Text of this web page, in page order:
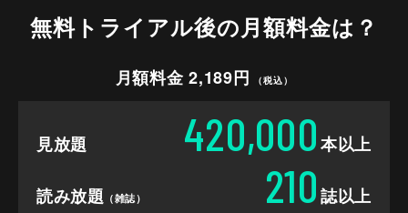
無料トライアル後の月額料金は？
月額料金 2,189円 （税込）
見放題 420,000 本以上
読み放題 （雑誌） 210 誌以上